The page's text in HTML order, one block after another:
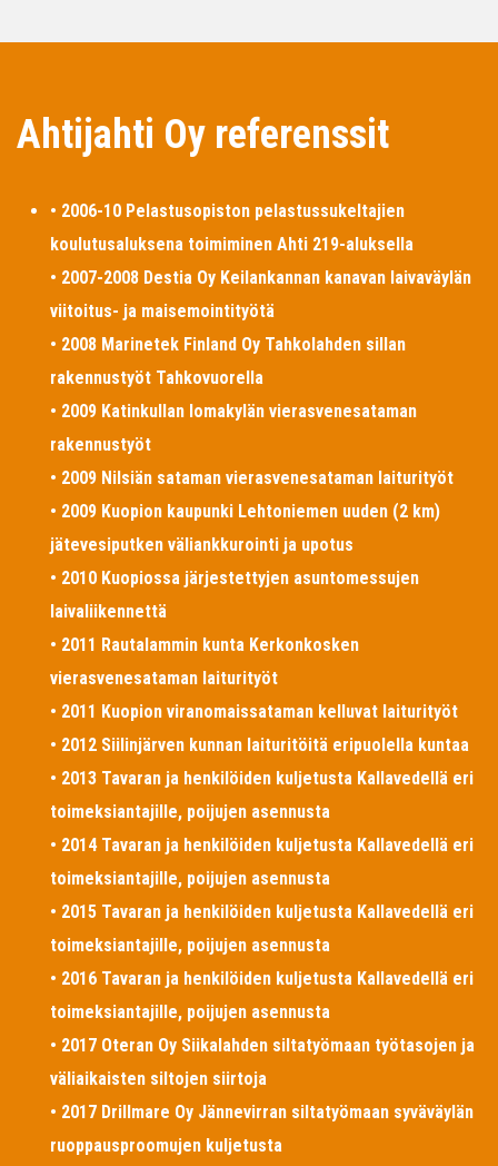
Ahtijahti Oy referenssit
• 2006-10 Pelastusopiston pelastussukeltajien
koulutusaluksena toimiminen Ahti 219-aluksella
• 2007-2008 Destia Oy Keilankannan kanavan laivaväylän
viitoitus- ja maisemointityötä
• 2008 Marinetek Finland Oy Tahkolahden sillan
rakennustyöt Tahkovuorella
• 2009 Katinkullan lomakylän vierasvenesataman
rakennustyöt
• 2009 Nilsiän sataman vierasvenesataman laiturityöt
• 2009 Kuopion kaupunki Lehtoniemen uuden (2 km)
jätevesiputken väliankkurointi ja upotus
• 2010 Kuopiossa järjestettyjen asuntomessujen
laivaliikennettä
• 2011 Rautalammin kunta Kerkonkosken
vierasvenesataman laiturityöt
• 2011 Kuopion viranomaissataman kelluvat laiturityöt
• 2012 Siilinjärven kunnan laituritöitä eripuolella kuntaa
• 2013 Tavaran ja henkilöiden kuljetusta Kallavedellä eri
toimeksiantajille, poijujen asennusta
• 2014 Tavaran ja henkilöiden kuljetusta Kallavedellä eri
toimeksiantajille, poijujen asennusta
• 2015 Tavaran ja henkilöiden kuljetusta Kallavedellä eri
toimeksiantajille, poijujen asennusta
• 2016 Tavaran ja henkilöiden kuljetusta Kallavedellä eri
toimeksiantajille, poijujen asennusta
• 2017 Oteran Oy Siikalahden siltatyömaan työtasojen ja
väliaikaisten siltojen siirtoja
• 2017 Drillmare Oy Jännevirran siltatyömaan syväväylän
ruoppausproomujen kuljetusta